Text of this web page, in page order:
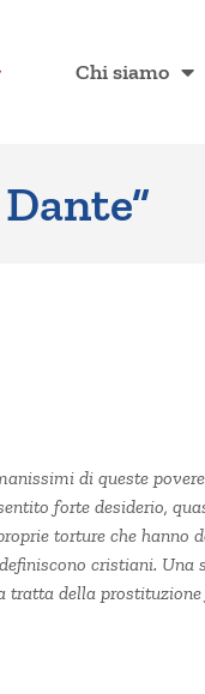
Chi siamo
di queste
forte desiderio,
torture che hanno
cristiani. Una
tratta della